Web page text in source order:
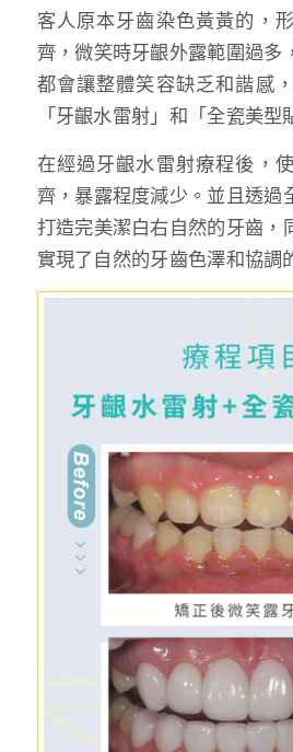
客人原本牙齒染色黃黃的，
齊，微笑時牙齦外露範圍過多
都會讓整體笑容缺乏和諧感
「牙齦水雷射」和「全瓷美型
在經過牙齦水雷射療程後，
齊，暴露程度減少。並且透過
打造完美潔白右自然的牙齒，
實現了自然的牙齒色澤和協調